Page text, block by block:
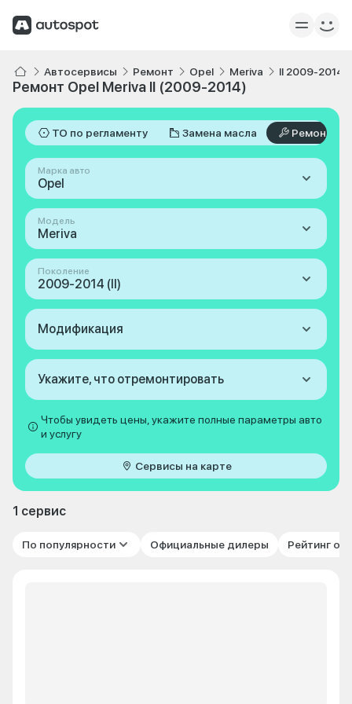
Автосервисы Ремонт Opel Meriva II 2009-2014
Ремонт Opel Meriva II (2009-2014)
ТО по регламенту Замена масла Ремонт
Марка авто
Opel
Модель
Meriva
Поколение
2009-2014 (II)
Модификация
Укажите, что отремонтировать
Чтобы увидеть цены, укажите полные параметры авто
и услугу
Сервисы на карте
1 сервис
По популярности Официальные дилеры Рейтинг